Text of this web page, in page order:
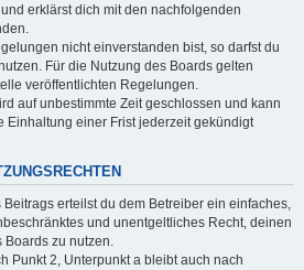
und erklärst dich mit den nachfolgenden
nicht einverstanden bist, so darfst du
Für die Nutzung des Boards gelten
veröffentlichten Regelungen.
auf unbestimmte Zeit geschlossen und kann
Einhaltung einer Frist jederzeit gekündigt
Beitrags erteilst du dem Betreiber ein einfaches,
und unentgeltliches Recht, deinen
Boards zu nutzen.
Punkt 2, Unterpunkt a bleibt auch nach